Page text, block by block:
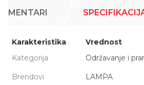
Karakteristika
Vrednost
Kategorija
Održavanje i
Brendovi LAMPA